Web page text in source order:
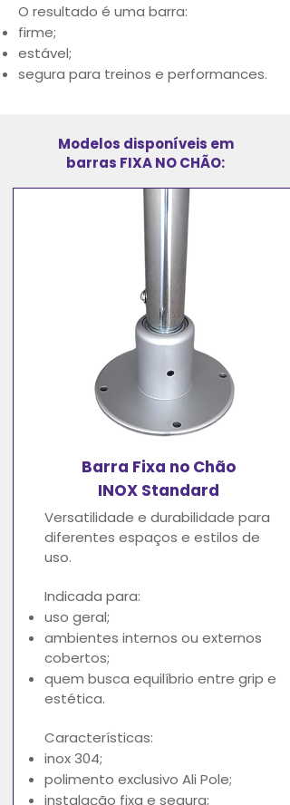
O resultado é uma barra:
firme;
estável;
segura para treinos e performances.
Modelos disponíveis em
barras FIXA NO CHÃO:
Barra Fixa no Chão
INOX Standard
Versatilidade e durabilidade para
diferentes espaços e estilos de
uso.
Indicada para:
uso geral;
ambientes internos ou externos
cobertos;
quem busca equilíbrio entre grip e
estética.
Características:
inox 304;
polimento exclusivo Ali Pole;
instalação fixa e segura;